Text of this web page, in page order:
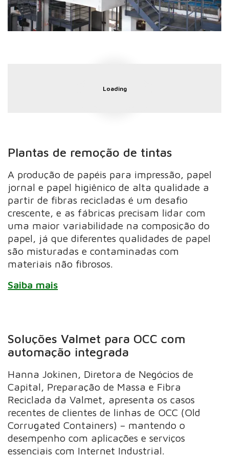
Loading
Plantas de remoção de tintas
A produção de papéis para impressão, papel
jornal e papel higiênico de alta qualidade a
partir de fibras recicladas é um desafio
crescente, e as fábricas precisam lidar com
uma maior variabilidade na composição do
papel, já que diferentes qualidades de papel
são misturadas e contaminadas com
materiais não fibrosos.
Saiba mais
Soluções Valmet para OCC com
automação integrada
Hanna Jokinen, Diretora de Negócios de
Capital, Preparação de Massa e Fibra
Reciclada da Valmet, apresenta os casos
recentes de clientes de linhas de OCC (Old
Corrugated Containers) – mantendo o
desempenho com aplicações e serviços
essenciais com Internet Industrial.